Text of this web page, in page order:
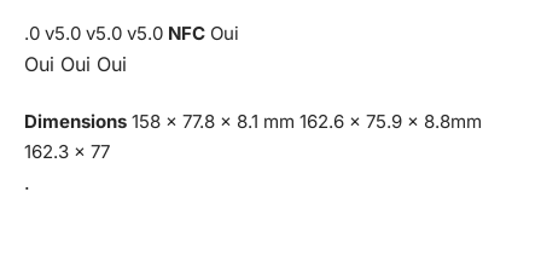
.0 v5.0 v5.0 v5.0 NFC Oui
Oui Oui Oui
Dimensions 158 x 77.8 x 8.1 mm 162.6 x 75.9 x 8.8mm
162.3 x 77
.